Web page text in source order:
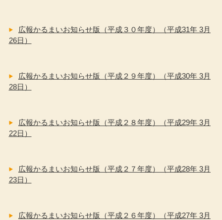
広報かるまいお知らせ版（平成３０年度）（平成31年 3月
26日）
広報かるまいお知らせ版（平成２９年度）（平成30年 3月
28日）
広報かるまいお知らせ版（平成２８年度）（平成29年 3月
22日）
広報かるまいお知らせ版（平成２７年度）（平成28年 3月
23日）
広報かるまいお知らせ版（平成２６年度）（平成27年 3月